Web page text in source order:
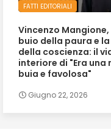
FATTI EDITORIALI
Vincenzo
buio della paura e
della coscienza: il
interiore di "Era una
buia e favolosa"
Giugno 22, 2026